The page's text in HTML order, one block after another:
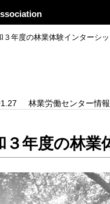
年度の林業体験インターシ
林業労働センター情報
３年度の林業